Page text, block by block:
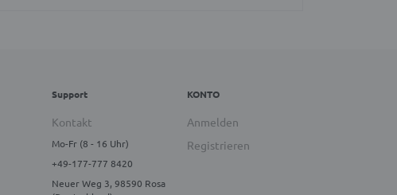
Support
Kontakt
Mo-Fr (8 - 16 Uhr)
+49-177-777 8420
Neuer Weg 3, 98590 Rosa
KONTO
Anmelden
Registrieren